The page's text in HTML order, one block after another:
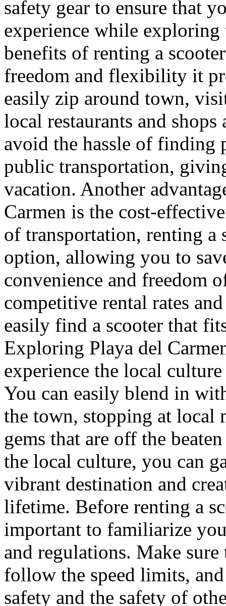
safety gear to ensure that
experience while
benefits of renting a
freedom and flexibility it
easily zip around town,
local restaurants and
avoid the hassle of
public transportation,
vacation. Another
Carmen is the cost-
of transportation, renting a
option, allowing you to
convenience and freedom
competitive rental rates
easily find a scooter that
Exploring Playa del
experience the local
You can easily blend in
the town, stopping at local
gems that are off the
the local culture, you can
vibrant destination and
lifetime. Before renting a
important to familiarize
and regulations. Make
follow the speed limits,
safety and the safety of